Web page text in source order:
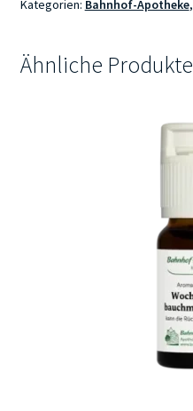
SOS
Kategorien: Bahnhof-Apotheke,
Ähnliche Produkte